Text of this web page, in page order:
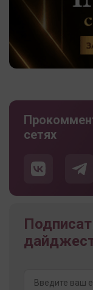
сетях